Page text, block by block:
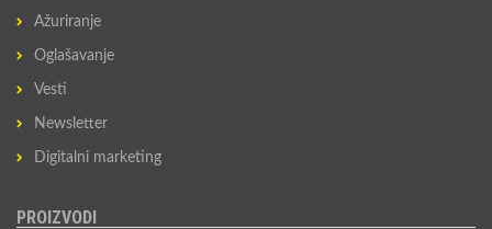
Ažuriranje
Oglašavanje
Vesti
Newsletter
Digitalni marketing
PROIZVODI